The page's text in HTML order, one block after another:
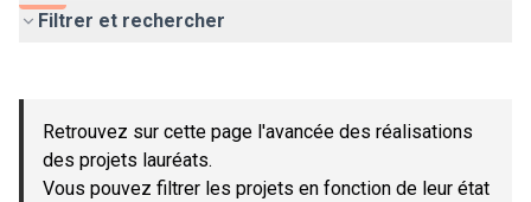
Filtrer et rechercher
−
Retrouvez sur cette page l'avancée des réalisations
des projets lauréats.
Vous pouvez filtrer les projets en fonction de leur état